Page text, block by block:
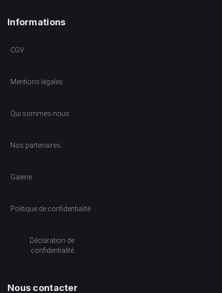
Informations
CGV
Mentions légales
Qui sommes-nous
Nos partenaires
Galerie
Politique de confidentialité
Déclaration de
confidentialité
Nous contacter